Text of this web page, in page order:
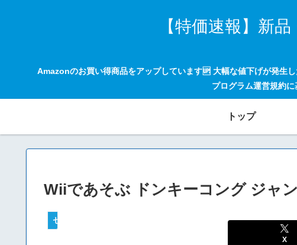
【特価速報】新
Amazonのお買い得商品をアップしています🆙 大幅な値下げが発生
プログラム運営規約
トップ
Wiiであそぶ ドンキーコング ジャ
セールハンター 激安情報まとめサイト
X